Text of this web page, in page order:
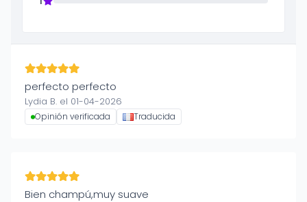
perfecto perfecto
Lydia B. el 01-04-2026
Opinión verificada Traducida
Bien champú,muy suave